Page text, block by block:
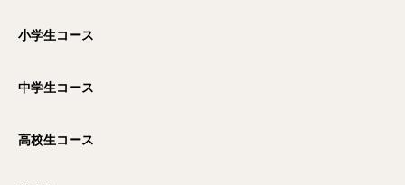
小学生コース
中学生コース
高校生コース